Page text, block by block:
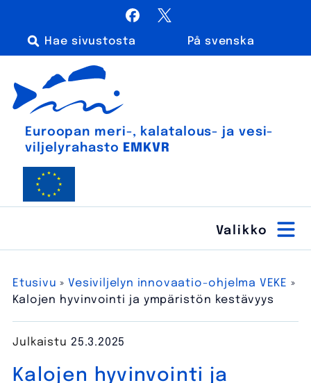
Facebook
På svenska
Haku:
Euroopan meri-, kalatalous- ja vesiviljelyrahasto
Euroopan meri-, kala­talous- ja vesi­
viljely­rahasto
EMKVR
Etusivu » Vesiviljelyn innovaatio-ohjelma VEKE »
Kalojen hyvinvointi ja ympäristön kestävyys
Kalojen hyvinvointi ja
Julkaistu 25.3.2025